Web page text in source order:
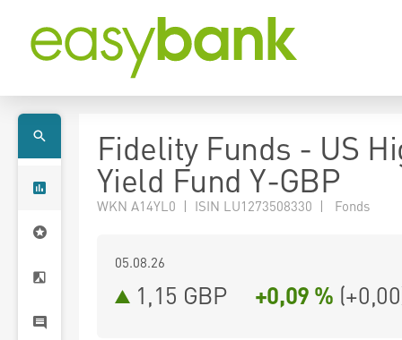
Fidelity Funds - US
Yield Fund Y-GBP
WKN A14YL0 | ISIN LU1273508330 | Fonds
05.08.26
1,15 GBP +0,09 % (+0,00